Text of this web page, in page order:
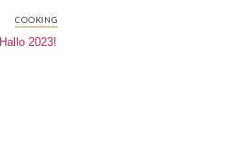
COOKING
Hallo 2023!